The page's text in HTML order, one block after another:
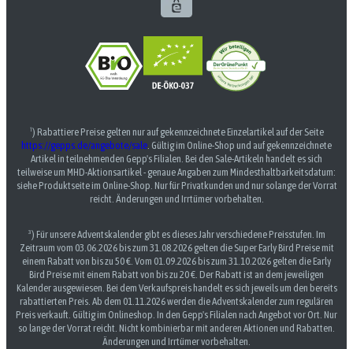
¹) Rabattiere Preise gelten nur auf gekennzeichnete Einzelartikel auf der Seite
https://gepps.de/angebote/sale. Gültig im Online-Shop und auf gekennzeichnete
Artikel in teilnehmenden Gepp's Filialen. Bei den Sale-Artikeln handelt es sich
teilweise um MHD-Aktionsartikel - genaue Angaben zum Mindesthaltbarkeitsdatum:
siehe Produktseite im Online-Shop. Nur für Privatkunden und nur solange der Vorrat
reicht. Änderungen und Irrtümer vorbehalten.
³) Für unsere Adventskalender gibt es dieses Jahr verschiedene Preisstufen. Im
Zeitraum vom 03.06.2026 bis zum 31.08.2026 gelten die Super Early Bird Preise mit
einem Rabatt von bis zu 50 €. Vom 01.09.2026 bis zum 31.10.2026 gelten die Early
Bird Preise mit einem Rabatt von bis zu 20 €. Der Rabatt ist an dem jeweiligen
Kalender ausgewiesen. Bei dem Verkaufspreis handelt es sich jeweils um den bereits
rabattierten Preis. Ab dem 01.11.2026 werden die Adventskalender zum regulären
Preis verkauft. Gültig im Onlineshop. In den Gepp's Filialen nach Angebot vor Ort. Nur
so lange der Vorrat reicht. Nicht kombinierbar mit anderen Aktionen und Rabatten.
Änderungen und Irrtümer vorbehalten.